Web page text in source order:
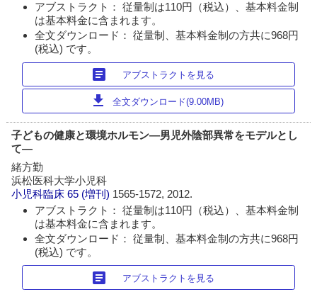
アブストラクト： 従量制は110円（税込）、基本料金制
は基本料金に含まれます。
全文ダウンロード： 従量制、基本料金制の方共に968円
(税込) です。
article アブストラクトを見る
download 全文ダウンロード(9.00MB)
子どもの健康と環境ホルモン―男児外陰部異常をモデルとし
て―
緒方勤
浜松医科大学小児科
小児科臨床 65 (増刊) 1565-1572, 2012.
アブストラクト： 従量制は110円（税込）、基本料金制
は基本料金に含まれます。
全文ダウンロード： 従量制、基本料金制の方共に968円
(税込) です。
article アブストラクトを見る